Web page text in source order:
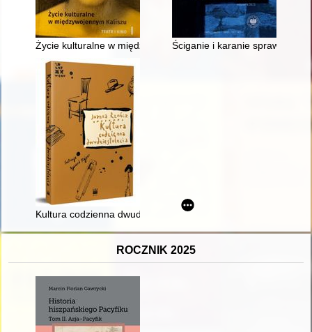
Życie kulturalne w międzywojennym Kaliszu. 1,
Ściganie i karanie sprawców
Kultura codzienna dwudziestolecia
ROCZNIK 2025